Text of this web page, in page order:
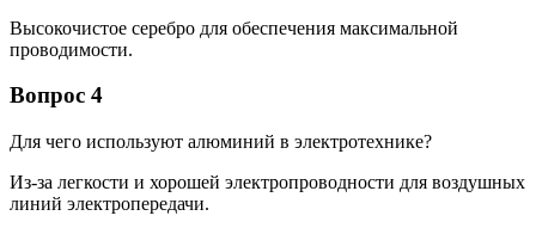
Высокочистое серебро для обеспечения максимальной
проводимости.
Вопрос 4
Для чего используют алюминий в электротехнике?
Из-за легкости и хорошей электропроводности для воздушных
линий электропередачи.